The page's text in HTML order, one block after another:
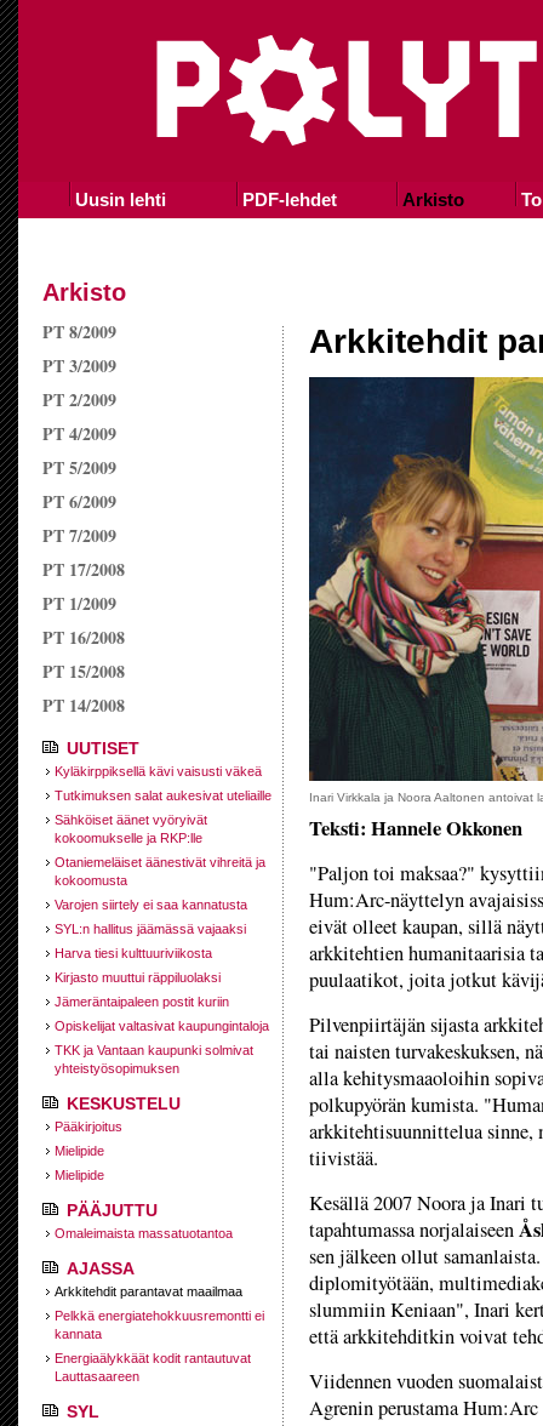
Uusin lehti PDF-lehdet Arkisto
Arkisto
PT 8/2009
PT 3/2009
PT 2/2009
PT 4/2009
PT 5/2009
PT 6/2009
PT 7/2009
PT 17/2008
PT 1/2009
PT 16/2008
PT 15/2008
PT 14/2008
UUTISET
Kyläkirppiksellä kävi vaisusti väkeä
Tutkimuksen salat aukesivat uteliaille
Sähköiset äänet vyöryivät
kokoomukselle ja RKP:lle
Otaniemeläiset äänestivät vihreitä ja
kokoomusta
Varojen siirtely ei saa kannatusta
SYL:n hallitus jäämässä vajaaksi
Harva tiesi kulttuuriviikosta
Kirjasto muuttui räppiluolaksi
Jämeräntaipaleen postit kuriin
Opiskelijat valtasivat kaupungintaloja
TKK ja Vantaan kaupunki solmivat
yhteistyösopimuksen
KESKUSTELU
Pääkirjoitus
Mielipide
Mielipide
PÄÄJUTTU
Omaleimaista massatuotantoa
AJASSA
Arkkitehdit parantavat maailmaa
Pelkkä energiatehokkuusremontti ei
kannata
Energiaälykkäät kodit rantautuvat
Lauttasaareen
SYL
Arkkitehdit
Inari Virkkala ja Noora Aaltonen antoivat
Teksti: Hannele Okkonen
"Paljon toi maksaa?"
Hum:Arc-näyttelyn
eivät olleet kaupan, sillä
arkkitehtien humanitaarisia
puulaatikot, joita jotkut
Pilvenpiirtäjän sijasta
tai naisten turvakeskuksen,
alla kehitysmaaoloihin
polkupyörän kumista.
arkkitehtisuunnittelua sinne,
tiivistää.
Kesällä 2007 Noora ja Inari
tapahtumassa norjalaiseen
sen jälkeen ollut
diplomityötään,
slummiin Keniaan", Inari
että arkkitehditkin voivat
Viidennen vuoden
Agrenin perustama